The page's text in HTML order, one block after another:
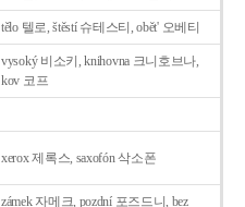
tělo 텔로, štěstí 슈테스티, obět' 오베티
vysoký 비소키, knihovna 크니호브나,
kov 코프
xerox 제록스, saxofón 삭소폰
zámek 자메크, pozdní 포즈드니, bez